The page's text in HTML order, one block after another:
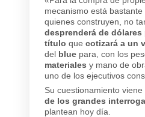
mecanismo está
quienes construyen, no
desprenderá de dólares
título que cotizará a un
del blue para, con los
materiales y mano de
uno de los ejecutivos
Su cuestionamiento
de los grandes
plantean hoy día.